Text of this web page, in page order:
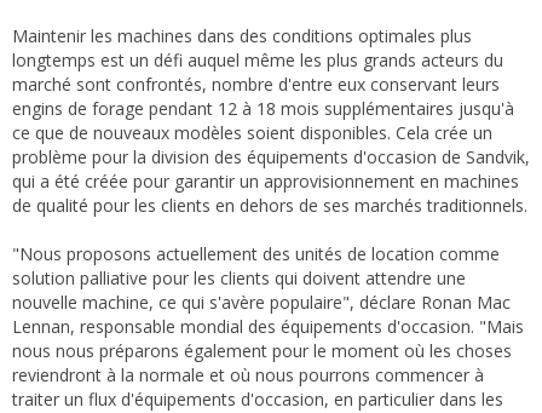
Maintenir les machines dans des conditions optimales plus
longtemps est un défi auquel même les plus grands acteurs du
marché sont confrontés, nombre d'entre eux conservant leurs
engins de forage pendant 12 à 18 mois supplémentaires jusqu'à
ce que de nouveaux modèles soient disponibles. Cela crée un
problème pour la division des équipements d'occasion de Sandvik,
qui a été créée pour garantir un approvisionnement en machines
de qualité pour les clients en dehors de ses marchés traditionnels.
"Nous proposons actuellement des unités de location comme
solution palliative pour les clients qui doivent attendre une
nouvelle machine, ce qui s'avère populaire", déclare Ronan Mac
Lennan, responsable mondial des équipements d'occasion. "Mais
nous nous préparons également pour le moment où les choses
reviendront à la normale et où nous pourrons commencer à
traiter un flux d'équipements d'occasion, en particulier dans les